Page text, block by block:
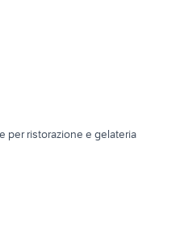
per ristorazione e gelateria